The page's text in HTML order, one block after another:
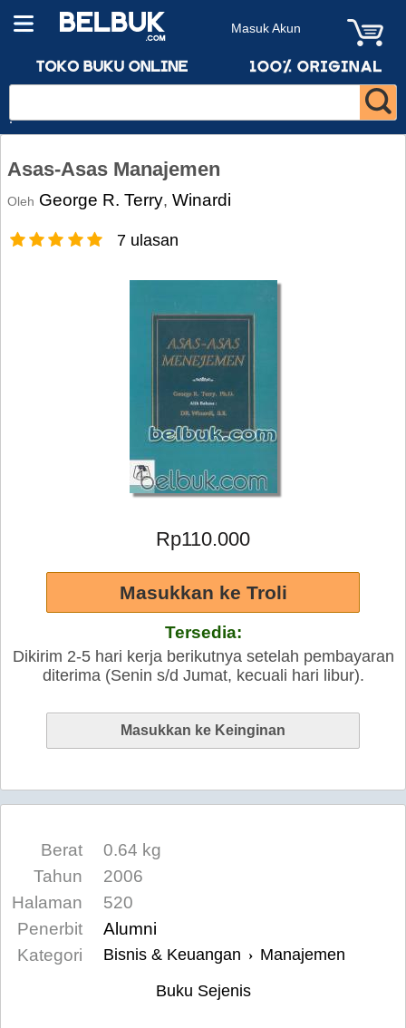
Masuk Akun
Asas-Asas Manajemen
Oleh George R. Terry, Winardi
7 ulasan
Rp110.000
Tersedia:
Dikirim 2-5 hari kerja berikutnya setelah pembayaran
diterima (Senin s/d Jumat, kecuali hari libur).
Berat
0.64 kg
Tahun
2006
Halaman
520
Penerbit
Alumni
Kategori
Bisnis & Keuangan › Manajemen
Buku Sejenis